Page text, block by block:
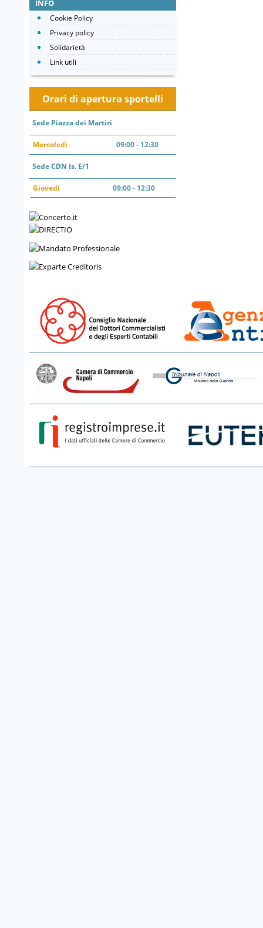
INFO
Cookie Policy
Privacy policy
Solidarietà
Link utili
Orari di apertura sportelli
Sede Piazza dei Martiri
Mercoledì 09:00 - 12:30
Sede CDN Is. E/1
Giovedì 09:00 - 12:30